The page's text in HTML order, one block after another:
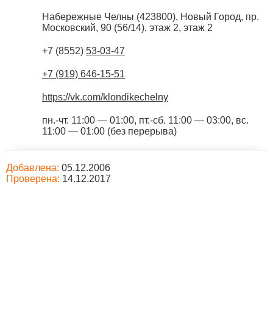
Набережные Челны (423800), Новый Город, пр.
Московский, 90 (56/14), этаж 2, этаж 2
+7 (8552) 53-03-47
+7 (919) 646-15-51
https://vk.com/klondikechelny
пн.-чт. 11:00 — 01:00, пт.-сб. 11:00 — 03:00, вс.
11:00 — 01:00 (без перерыва)
Добавлена: 05.12.2006
Проверена: 14.12.2017